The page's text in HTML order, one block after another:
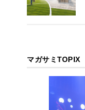
マガサミTOPIX